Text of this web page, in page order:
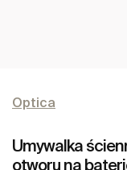
Optica
Umywalka
otworu na